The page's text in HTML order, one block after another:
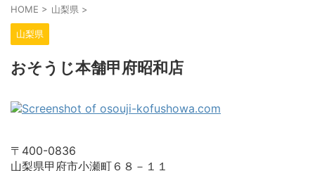
HOME > 山梨県 >
山梨県
おそうじ本舗甲府昭和店
〒400-0836
山梨県甲府市小瀬町６８－１１